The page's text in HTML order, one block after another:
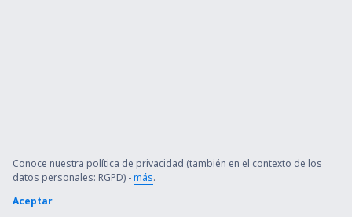
Conoce nuestra política de privacidad (también en el contexto de los
datos personales: RGPD) -más.
Aceptar